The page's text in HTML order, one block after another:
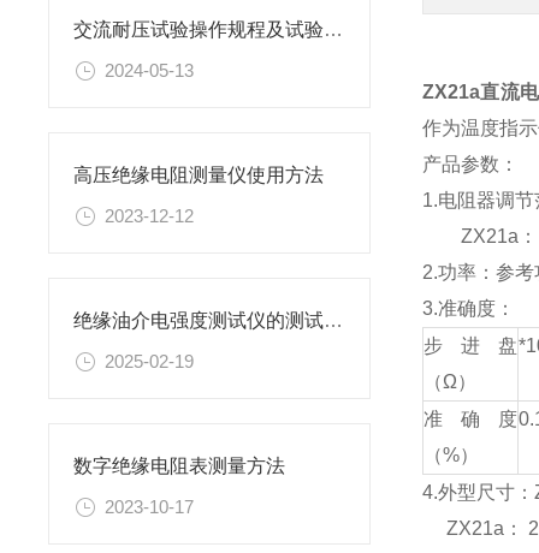
交流耐压试验操作规程及试验结果分析
2024-05-13
高压绝缘电阻测量仪使用方法
2023-12-12
绝缘油介电强度测试仪的测试结果不准确可能是什么原因导致的
2025-02-19
数字绝缘电阻表测量方法
2023-10-17
ZX21a直流
作为温度指
产品参数：
1.电阻器调
ZX21a：
2.功率：参
3.准确度：
步进盘
（Ω）
准确度
（%）
4.外型尺寸
ZX21a：